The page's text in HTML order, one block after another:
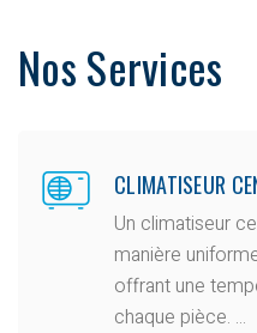
Nos Services
CLIMATISEUR
Un climatiseur
manière
offrant une
chaque pièce. ...